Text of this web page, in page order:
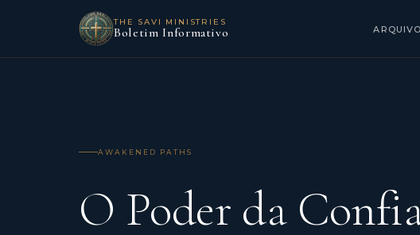
THE SAVI MINISTRIES
Boletim Informativo ARQUIVO
AWAKENED PATHS
O Poder da